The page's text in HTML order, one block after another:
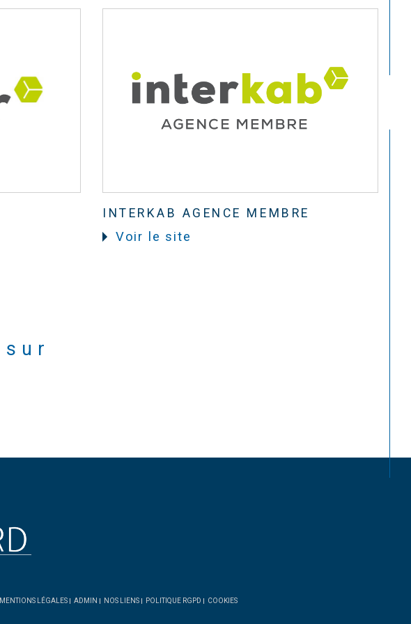
INTERKAB AGENCE MEMBRE
Voir le site
sur
MENTIONS LÉGALES ADMIN NOS LIENS POLITIQUE RGPD COOKIES